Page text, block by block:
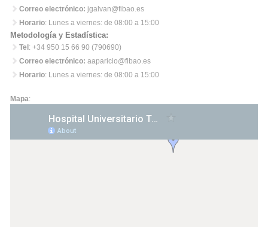
Correo electrónico: jgalvan@fibao.es
Horario: Lunes a viernes: de 08:00 a 15:00
Metodología y Estadística:
Tel : +34 950 15 66 90 (790690)
Correo electrónico: aaparicio@fibao.es
Horario: Lunes a viernes: de 08:00 a 15:00
Mapa: